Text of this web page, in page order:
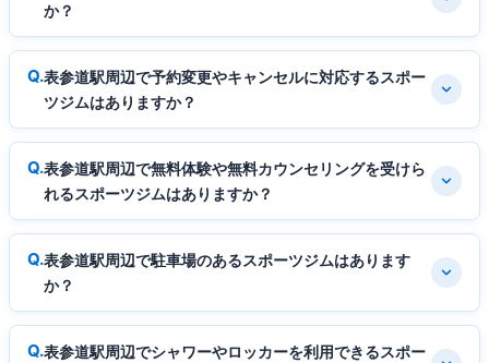
か？
表参道駅周辺で予約変更やキャンセルに対応するスポー
ツジムはありますか？
表参道駅周辺で無料体験や無料カウンセリングを受けら
れるスポーツジムはありますか？
表参道駅周辺で駐車場のあるスポーツジムはあります
か？
表参道駅周辺でシャワーやロッカーを利用できるスポー